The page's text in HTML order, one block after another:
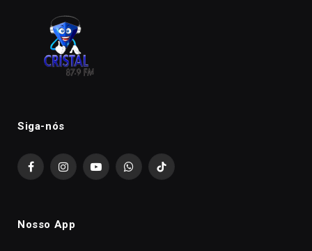
Siga-nós
FacebookInstagramYouTubeWhatsAppTikTok
Nosso App